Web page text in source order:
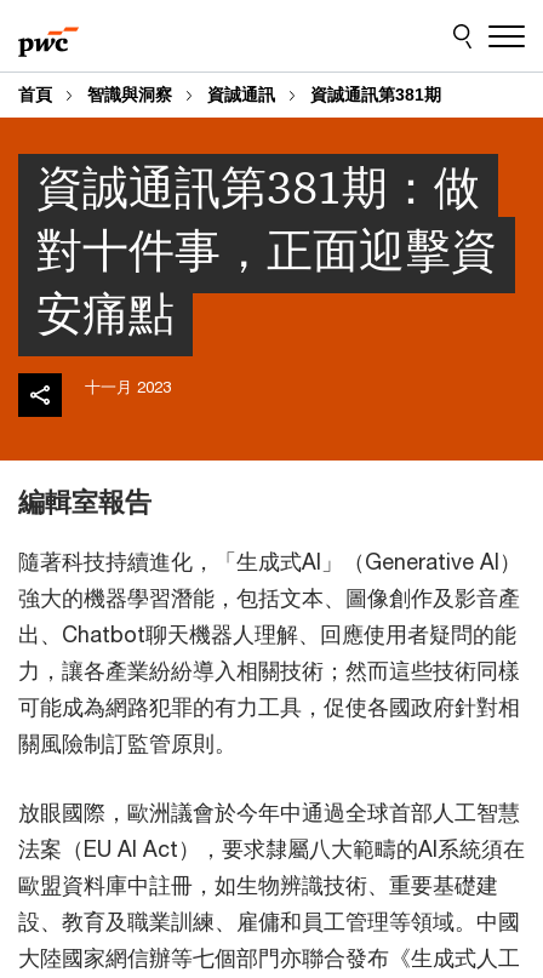
to
content
to
footer
首頁 智識與洞察 資誠通訊 資誠通訊第381期
資誠通訊第381期：做
對十件事，正面迎擊資
安痛點
十一月 2023
編輯室報告
隨著科技持續進化，「生成式AI」（Generative AI）
強大的機器學習潛能，包括文本、圖像創作及影音產
出、Chatbot聊天機器人理解、回應使用者疑問的能
力，讓各產業紛紛導入相關技術；然而這些技術同樣
可能成為網路犯罪的有力工具，促使各國政府針對相
關風險制訂監管原則。
放眼國際，歐洲議會於今年中通過全球首部人工智慧
法案（EU AI Act），要求隸屬八大範疇的AI系統須在
歐盟資料庫中註冊，如生物辨識技術、重要基礎建
設、教育及職業訓練、雇傭和員工管理等領域。中國
大陸國家網信辦等七個部門亦聯合發布《生成式人工